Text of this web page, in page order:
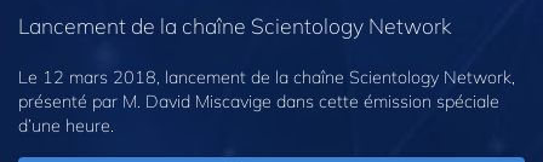
Lancement de la chaîne Scientology Network
Le 12 mars 2018, lancement de la chaîne Scientology Network,
présenté par M. David Miscavige dans cette émission spéciale
d’une heure.